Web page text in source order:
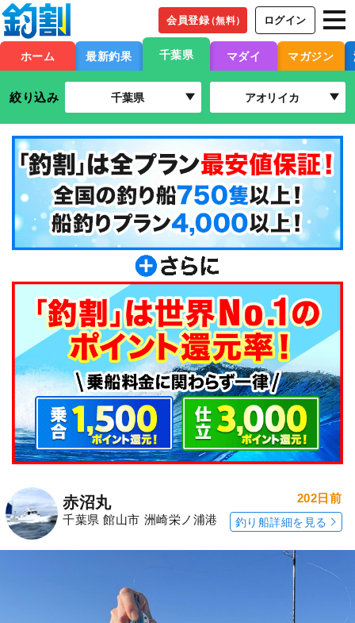
会員登録（無料） ログイン
ホーム 最新釣果 千葉県 マダイ マガジン
絞り込み 千葉県 アオリイカ
赤沼丸
千葉県 館山市 洲崎栄ノ浦港
202日前
釣り船詳細を見る